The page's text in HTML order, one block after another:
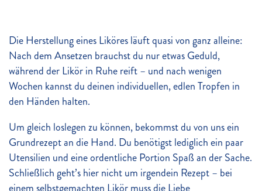
Die Herstellung eines Liköres läuft quasi von ganz alleine:
Nach dem Ansetzen brauchst du nur etwas Geduld,
während der Likör in Ruhe reift – und nach wenigen
Wochen kannst du deinen individuellen, edlen Tropfen in
den Händen halten.
Um gleich loslegen zu können, bekommst du von uns ein
Grundrezept an die Hand. Du benötigst lediglich ein paar
Utensilien und eine ordentliche Portion Spaß an der Sache.
Schließlich geht’s hier nicht um irgendein Rezept – bei